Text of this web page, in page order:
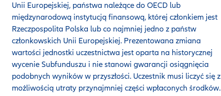
Unii Europejskiej, państwa należące do OECD lub
międzynarodową instytucją finansową, której członkiem jest
Rzeczpospolita Polska lub co najmniej jedno z państw
członkowskich Unii Europejskiej. Prezentowana zmiana
wartości jednostki uczestnictwa jest oparta na historycznej
wycenie Subfunduszu i nie stanowi gwarancji osiągnięcia
podobnych wyników w przyszłości. Uczestnik musi liczyć się z
możliwością utraty przynajmniej części wpłaconych środków.